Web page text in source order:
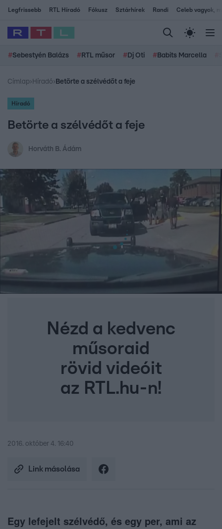
Legfrissebb RTL Híradó Fókusz Sztárhírek Randi Celeb vagyok,
#Sebestyén Balázs # RTL műsor # Dj Oti # Babits Marcella
Címlap› Híradó› Betörte a szélvédőt a feje
Híradó
Betörte a szélvédőt a feje
Horváth B. Ádám
Nézd a kedvenc
műsoraid
rövid videóit
az RTL.hu-n!
2016. október 4. 16:40
Link másolása
Egy lefejelt szélvédő, és egy per, ami az